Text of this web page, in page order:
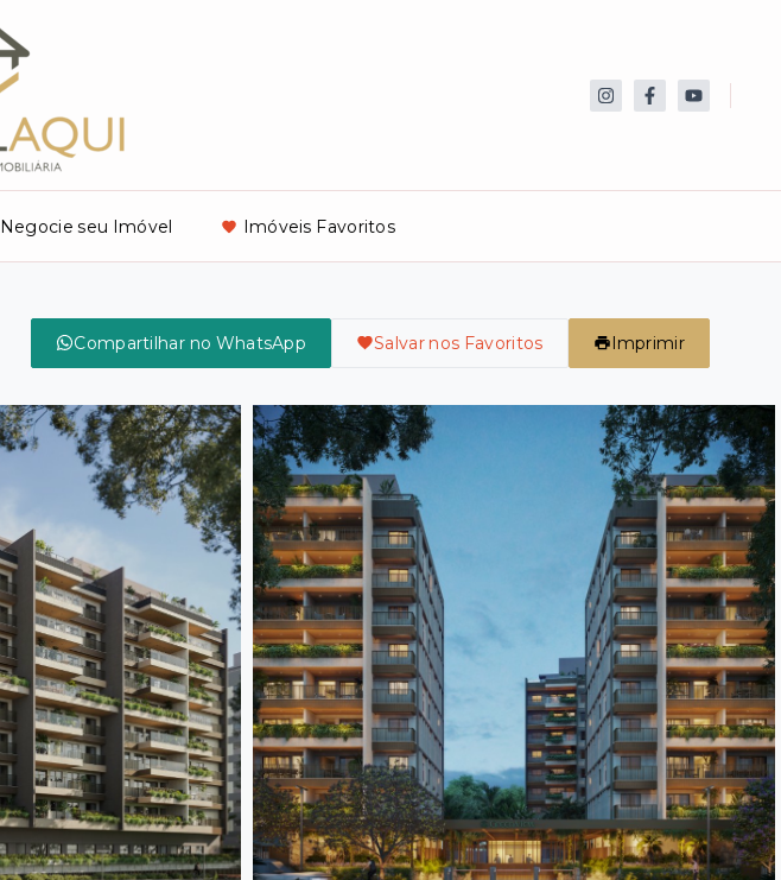
Negocie seu Imóvel Imóveis Favoritos
Compartilhar no WhatsApp Salvar nos Favoritos Imprimir